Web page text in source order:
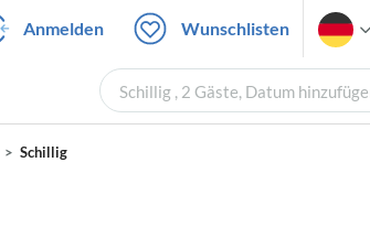
Anmelden Wunschlisten
Schillig , 2 Gäste, Datum
Schillig